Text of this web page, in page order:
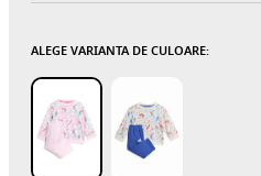
ALEGE VARIANTA DE CULOARE: